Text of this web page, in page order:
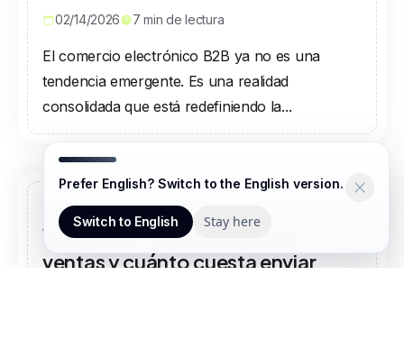
02/14/2026 7 min de lectura
El comercio electrónico B2B ya no es una
tendencia emergente. Es una realidad
consolidada que está redefiniendo la...
eCommerce conectado a
WhatsApp: Automatización,
ventas y cuánto cuesta enviar
Prefer English? Switch to the English version.
Switch to English Stay here